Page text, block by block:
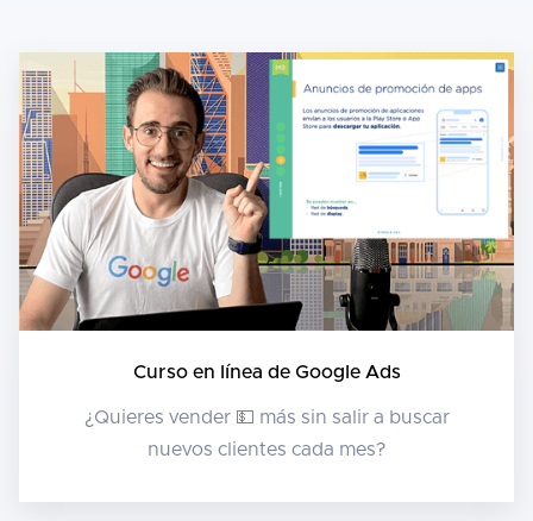
Curso en línea de Google Ads
¿Quieres vender 💵 más sin salir a buscar
nuevos clientes cada mes?